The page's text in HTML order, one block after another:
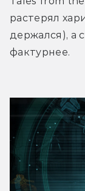
растерял
держался), а
фактурнее.